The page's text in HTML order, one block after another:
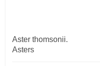
Aster thomsonii.
Asters